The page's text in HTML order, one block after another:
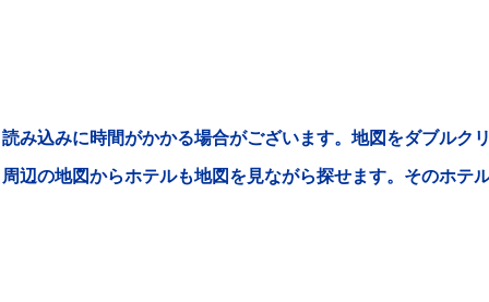
読み込みに時間がかかる場合がございます。地図をダブルク
周辺の地図からホテルも地図を見ながら探せます。そのホテ